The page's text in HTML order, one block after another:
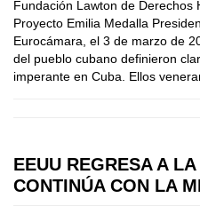
Fundación Lawton de Derechos
Proyecto Emilia Medalla
Eurocámara, el 3 de marzo de
del pueblo cubano definieron
imperante en Cuba. Ellos
EEUU REGRESA A
CONTINÚA CON LA